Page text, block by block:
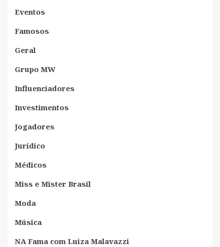
Eventos
Famosos
Geral
Grupo MW
Influenciadores
Investimentos
Jogadores
Jurídico
Médicos
Miss e Mister Brasil
Moda
Música
NA Fama com Luiza Malavazzi